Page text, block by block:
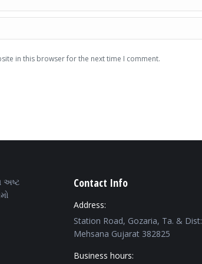
in this browser for the next time I comment.
અષ્ટ
Contact Info
Address:
Station Road, Gozaria, Ta. & Dist:
Mehsana Gujarat 382825
Business hours: